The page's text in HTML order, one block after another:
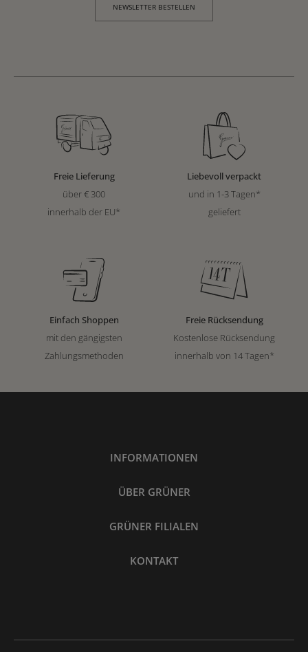
NEWSLETTER BESTELLEN
Freie Lieferung
über € 300
innerhalb der EU*
Liebevoll verpackt
und in 1-3 Tagen*
geliefert
Einfach Shoppen
mit den gängigsten
Zahlungsmethoden
Freie Rücksendung
Kostenlose Rücksendung
innerhalb von 14 Tagen*
INFORMATIONEN
ÜBER GRÜNER
GRÜNER FILIALEN
KONTAKT